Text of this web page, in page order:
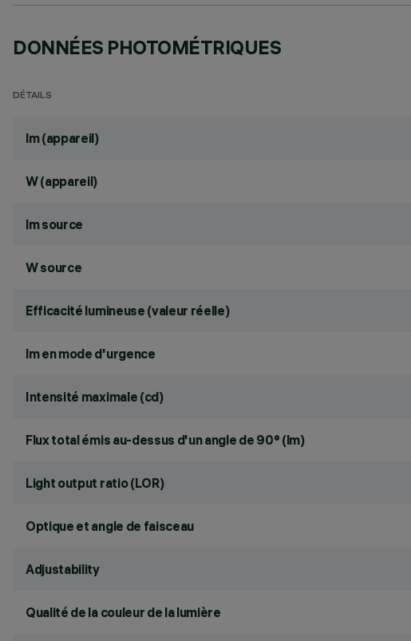
DONNÉES PHOTOMÉTRIQUES
DÉTAILS
lm (appareil)
W (appareil)
lm source
W source
Efficacité lumineuse (valeur réelle)
lm en mode d'urgence
Intensité maximale (cd)
Flux total émis au-dessus d'un angle de 90° (lm)
Light output ratio (LOR)
Optique et angle de faisceau
Adjustability
Qualité de la couleur de la lumière